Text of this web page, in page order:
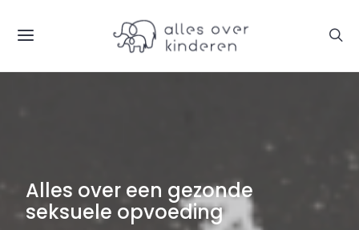
Alles over een gezonde
seksuele opvoeding